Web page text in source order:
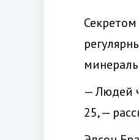
— Людей
25, —